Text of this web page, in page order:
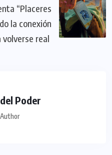
“Placeres
la conexión
real
Poder